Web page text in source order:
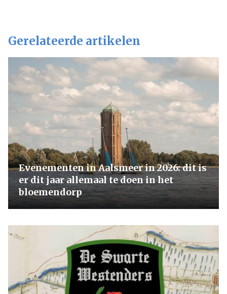
Gerelateerde artikelen
Evenementen in Aalsmeer in 2026: dit is
er dit jaar allemaal te doen in het
bloemendorp